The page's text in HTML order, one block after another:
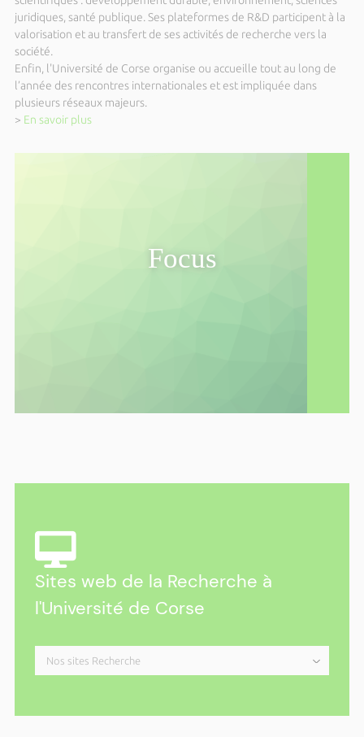
Parc Galea - Entretien public avec
Danièle Bernus Raffaelli
Du mardi 06 octobre 2026 au vendredi 16 octobre
International Autumn School in Quantum
Algorithms for many-body problems
Parc Galea - Entretien public avec Alain
au Parc Galea en 2026
juridiques, santé publique. Ses plateformes de R&D participent à la
valorisation et au transfert de ses activités de recherche vers la
société.
Enfin, l'Université de Corse organise ou accueille tout au long de
l’année des rencontres internationales et est impliquée dans
plusieurs réseaux majeurs.
> En savoir plus
Focus
Sites web de la Recherche à
l'Université de Corse